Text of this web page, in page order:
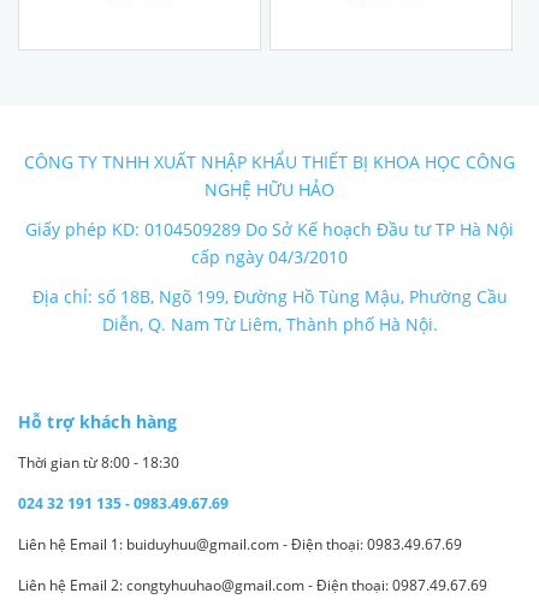
CÔNG TY TNHH XUẤT NHẬP KHẨU THIẾT BỊ KHOA HỌC CÔNG
NGHỆ HỮU HẢO
Giấy phép KD: 0104509289 Do Sở Kế hoạch Đầu tư TP Hà Nội
cấp ngày 04/3/2010
Địa chỉ: số 18B, Ngõ 199, Đường Hồ Tùng Mậu, Phường Cầu
Diễn, Q. Nam Từ Liêm, Thành phố Hà Nội.
Hỗ trợ khách hàng
Thời gian từ 8:00 - 18:30
024 32 191 135 - 0983.49.67.69
Liên hệ Email 1: buiduyhuu@gmail.com - Điện thoại: 0983.49.67.69
Liên hệ Email 2: congtyhuuhao@gmail.com - Điện thoại: 0987.49.67.69